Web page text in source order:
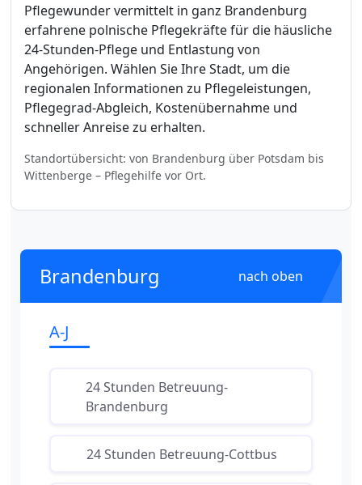
Pflegewunder vermittelt in ganz Brandenburg
erfahrene polnische Pflegekräfte für die häusliche
24-Stunden-Pflege und Entlastung von
Angehörigen. Wählen Sie Ihre Stadt, um die
regionalen Informationen zu Pflegeleistungen,
Pflegegrad-Abgleich, Kostenübernahme und
schneller Anreise zu erhalten.
Standortübersicht: von Brandenburg über Potsdam bis
Wittenberge – Pflegehilfe vor Ort.
Brandenburg nach oben
A-J
24 Stunden Betreuung-
Brandenburg
24 Stunden Betreuung-Cottbus